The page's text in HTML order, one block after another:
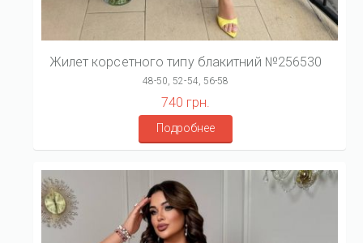
Жилет корсетного типу блакитний №256530
48-50, 52-54, 56-58
740 грн.
Подробнее